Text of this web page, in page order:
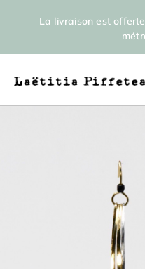
La livraison est